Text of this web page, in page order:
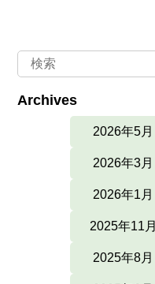
Archives
2026年5月
2026年3月
2026年1月
2025年11月
2025年8月